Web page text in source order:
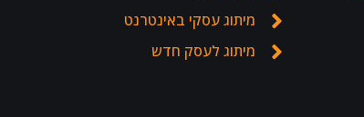
מיתוג עסקי באינטרנט
מיתוג לעסק חדש